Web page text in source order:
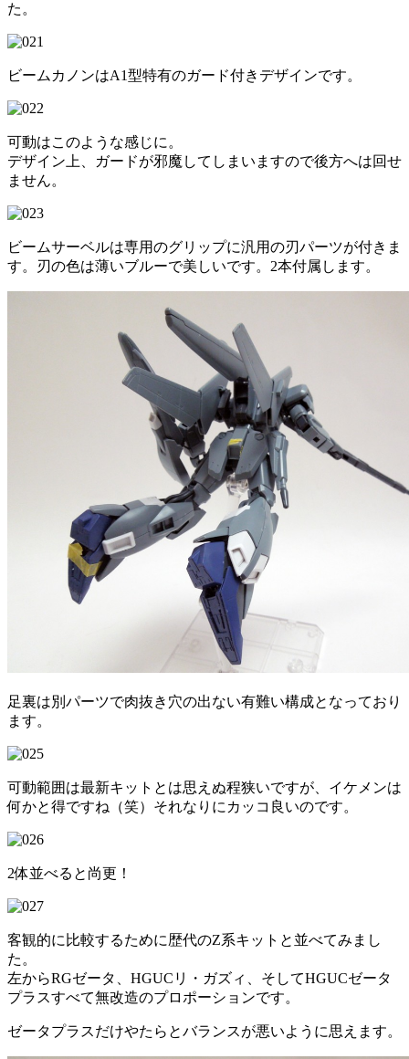
た。
ビームカノンはA1型特有のガード付きデザインです。
可動はこのような感じに。
デザイン上、ガードが邪魔してしまいますので後方へは回せ
ません。
ビームサーベルは専用のグリップに汎用の刃パーツが付きま
す。刃の色は薄いブルーで美しいです。2本付属します。
足裏は別パーツで肉抜き穴の出ない有難い構成となっており
ます。
可動範囲は最新キットとは思えぬ程狭いですが、イケメンは
何かと得ですね（笑）それなりにカッコ良いのです。
2体並べると尚更！
客観的に比較するために歴代のZ系キットと並べてみまし
た。
左からRGゼータ、HGUCリ・ガズィ、そしてHGUCゼータ
プラスすべて無改造のプロポーションです。
ゼータプラスだけやたらとバランスが悪いように思えます。